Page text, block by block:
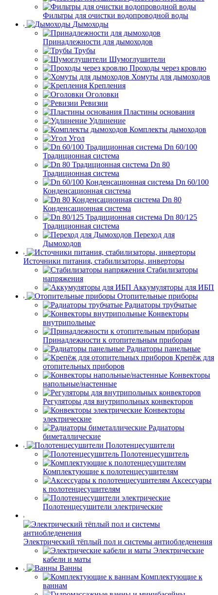
Фильтры для очистки водопроводной воды
Дымоходы
Принадлежности для дымоходов
Трубы
Шумоглушители
Проходы через кровлю
Хомуты для дымоходов
Крепления
Оголовки
Ревизии
Пластины основания
Удлинение
Комплекты дымоходов
Угол
Dn 60/100
Традиционная система
Dn 80
Традиционная система
Dn 60/100
Конденсационная система
Dn 80
Конденсационная система
Dn 80/125
Традиционная система
Переход для
Дымоходов
Источники питания, стабилизаторы, инверторы
Стабилизаторы
напряжения
Аккумуляторы для ИБП
Отопительные приборы
Радиаторы трубчатые
Конвекторы
внутрипольные
Принадлежности к отопительным приборам
Радиаторы панельные
Крепёж для
отопительных приборов
Конвекторы
напольные/настенные
Регуляторы для внутрипольных конвекторов
Конвекторы
электрические
Радиаторы
биметаллические
Полотенцесушители
Полотенцесушитель
Комплектующие к полотенцесушителям
Аксессуары
к полотенцесушителям
Полотенцесушители электрические
Электрический тёплый пол и системы антиобледенения
Электрические
кабели и маты
Ванны
Комплектующие к
ваннам